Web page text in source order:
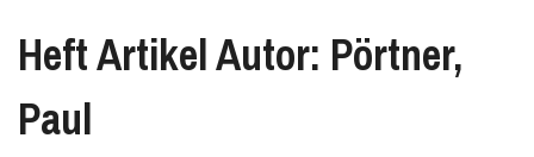
Heft Artikel Autor: Pörtner,
Paul